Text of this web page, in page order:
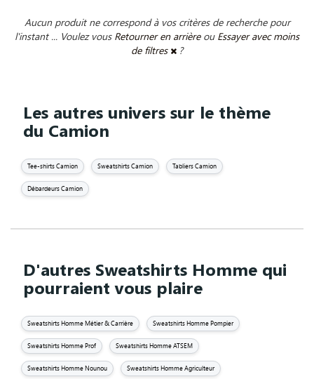
Aucun produit ne correspond à vos critères de recherche pour
l'instant ... Voulez vous Retourner en arrière ou Essayer avec moins
de filtres
?
Les autres univers sur le thème
du Camion
Tee-shirts Camion Sweatshirts Camion Tabliers Camion
Débardeurs Camion
D'autres Sweatshirts Homme qui
pourraient vous plaire
Sweatshirts Homme Métier & Carrière Sweatshirts Homme Pompier
Sweatshirts Homme Prof Sweatshirts Homme ATSEM
Sweatshirts Homme Nounou Sweatshirts Homme Agriculteur